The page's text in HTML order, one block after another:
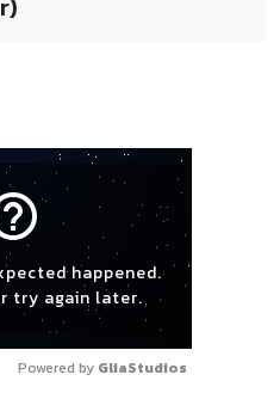
happened.
try again later.
Powered by GliaStudios